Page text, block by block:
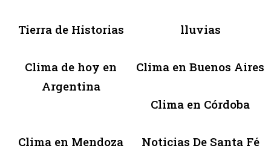
Tierra de Historias lluvias
Clima de hoy en
Argentina
Clima en Buenos Aires
Clima en Córdoba
Clima en Mendoza Noticias De Santa Fé